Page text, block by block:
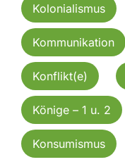
Kolonialismus
Kommunikation
Konflikt(e)
Könige – 1 u. 2
Konsumismus